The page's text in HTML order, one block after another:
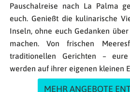
Pauschalreise nach La Palma
euch. Genießt die kulinarische
Inseln, ohne euch Gedanken
machen. Von frischen
traditionellen Gerichten – eure
werden auf ihrer eigenen kleinen
MEHR ANGEBOTE